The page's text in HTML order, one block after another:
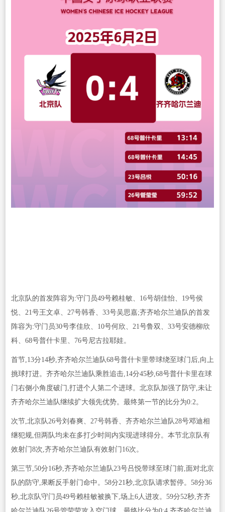
北京队的首发阵容为:守门员49号赖桂敏、16号胡佳怡、19号侯
悦、21号王文卓、27号韩香、33号吴思嘉;齐齐哈尔兰迪队的首发
阵容为:守门员30号李佳欣、10号何欣、21号鲁双、33号安德柳欣
科、68号普什卡里、76号尼古拉耶娃。
首节,13分14秒,齐齐哈尔兰迪队68号普什卡里带球绕至球门后,向上
挑球打进。齐齐哈尔兰迪队乘胜追击,14分45秒,68号普什卡里在球
门右侧小角度破门,打进个人第二个进球。北京队加强了防守,未让
齐齐哈尔兰迪队继续扩大领先优势。最终第一节的比分为0:2。
次节,北京队26号刘春爽、27号韩香、齐齐哈尔兰迪队28号邓迪相
继犯规,但两队均未在多打少时间内实现进球得分。本节北京队有
效射门8次,齐齐哈尔兰迪队有效射门16次。
第三节,50分16秒,齐齐哈尔兰迪队23号吕悦带球至球门前,面对北京
队的防守,果断反手射门命中。58分21秒,北京队请求暂停。58分36
秒,北京队守门员49号赖桂敏被换下,场上6人进攻。59分52秒,齐齐